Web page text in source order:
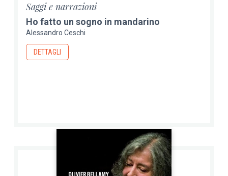
Saggi e narrazioni
Ho fatto un sogno in mandarino
Alessandro Ceschi
DETTAGLI